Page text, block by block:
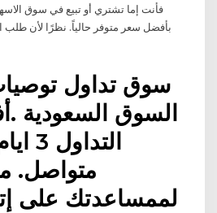
بأفضل سعر متوفر حالياً. نظرًا لأن
سوق تداول
السوق السعودية
متواصل.
لممساعدتك على